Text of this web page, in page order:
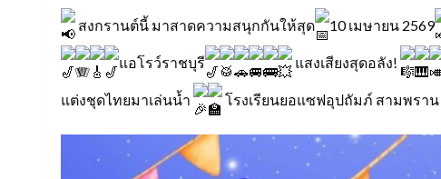
สงกรานต์นี้ มาสาดความสนุกกันให้สุด 10 เมษายน 2569
แอโรว์ราชบุรี แสงเสียงสุดอลัง!
แต่งชุดไทยมาเล่นน้ำ โรงเรียนยอแซฟอุปถัมภ์ สามพรา